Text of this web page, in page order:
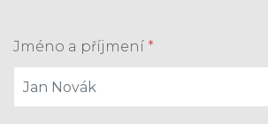
Jméno a příjmení *